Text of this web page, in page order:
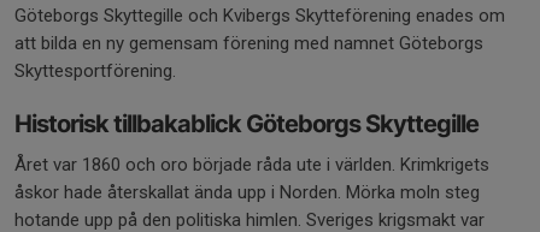
Göteborgs Skyttegille och Kvibergs Skytteförening enades om
att bilda en ny gemensam förening med namnet Göteborgs
Skyttesportförening.
Historisk tillbakablick Göteborgs Skyttegille
Året var 1860 och oro började råda ute i världen. Krimkrigets
åskor hade återskallat ända upp i Norden. Mörka moln steg
hotande upp på den politiska himlen. Sveriges krigsmakt var